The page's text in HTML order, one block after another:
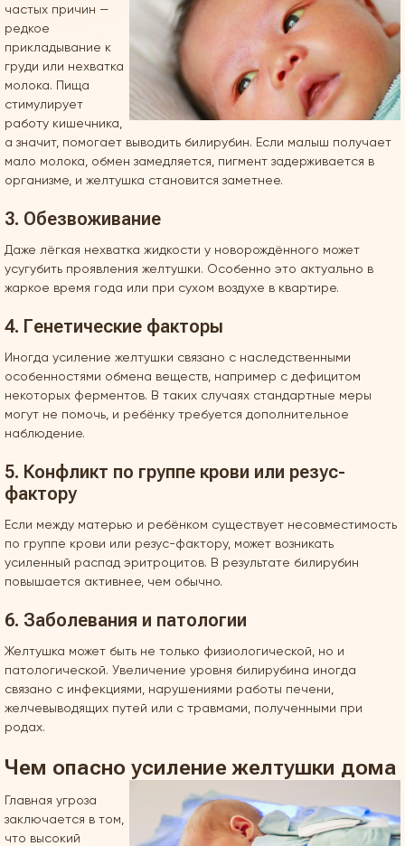
частых причин —
редкое
прикладывание к
груди или нехватка
молока. Пища
стимулирует
работу кишечника,
а значит, помогает выводить билирубин. Если малыш получает
мало молока, обмен замедляется, пигмент задерживается в
организме, и желтушка становится заметнее.
3. Обезвоживание
Даже лёгкая нехватка жидкости у новорождённого может
усугубить проявления желтушки. Особенно это актуально в
жаркое время года или при сухом воздухе в квартире.
4. Генетические факторы
Иногда усиление желтушки связано с наследственными
особенностями обмена веществ, например с дефицитом
некоторых ферментов. В таких случаях стандартные меры
могут не помочь, и ребёнку требуется дополнительное
наблюдение.
5. Конфликт по группе крови или резус-
фактору
Если между матерью и ребёнком существует несовместимость
по группе крови или резус-фактору, может возникать
усиленный распад эритроцитов. В результате билирубин
повышается активнее, чем обычно.
6. Заболевания и патологии
Желтушка может быть не только физиологической, но и
патологической. Увеличение уровня билирубина иногда
связано с инфекциями, нарушениями работы печени,
желчевыводящих путей или с травмами, полученными при
родах.
Чем опасно усиление желтушки дома
Главная угроза
заключается в том,
что высокий